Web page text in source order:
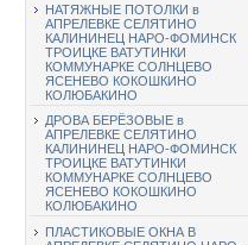
НАТЯЖНЫЕ ПОТОЛКИ в
АПРЕЛЕВКЕ СЕЛЯТИНО
КАЛИНИНЕЦ НАРО-ФОМИНСК
ТРОИЦКЕ ВАТУТИНКИ
КОММУНАРКЕ СОЛНЦЕВО
ЯСЕНЕВО КОКОШКИНО
КОЛЮБАКИНО
ДРОВА БЕРЁЗОВЫЕ в
АПРЕЛЕВКЕ СЕЛЯТИНО
КАЛИНИНЕЦ НАРО-ФОМИНСК
ТРОИЦКЕ ВАТУТИНКИ
КОММУНАРКЕ СОЛНЦЕВО
ЯСЕНЕВО КОКОШКИНО
КОЛЮБАКИНО
ПЛАСТИКОВЫЕ ОКНА В